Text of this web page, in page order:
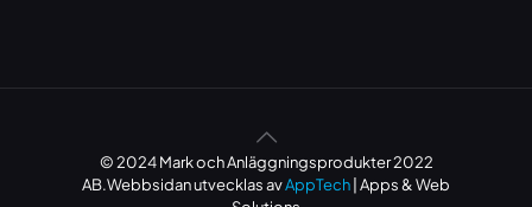
© 2024 Mark och Anläggningsprodukter 2022
AB.Webbsidan utvecklas avAppTech | Apps & Web